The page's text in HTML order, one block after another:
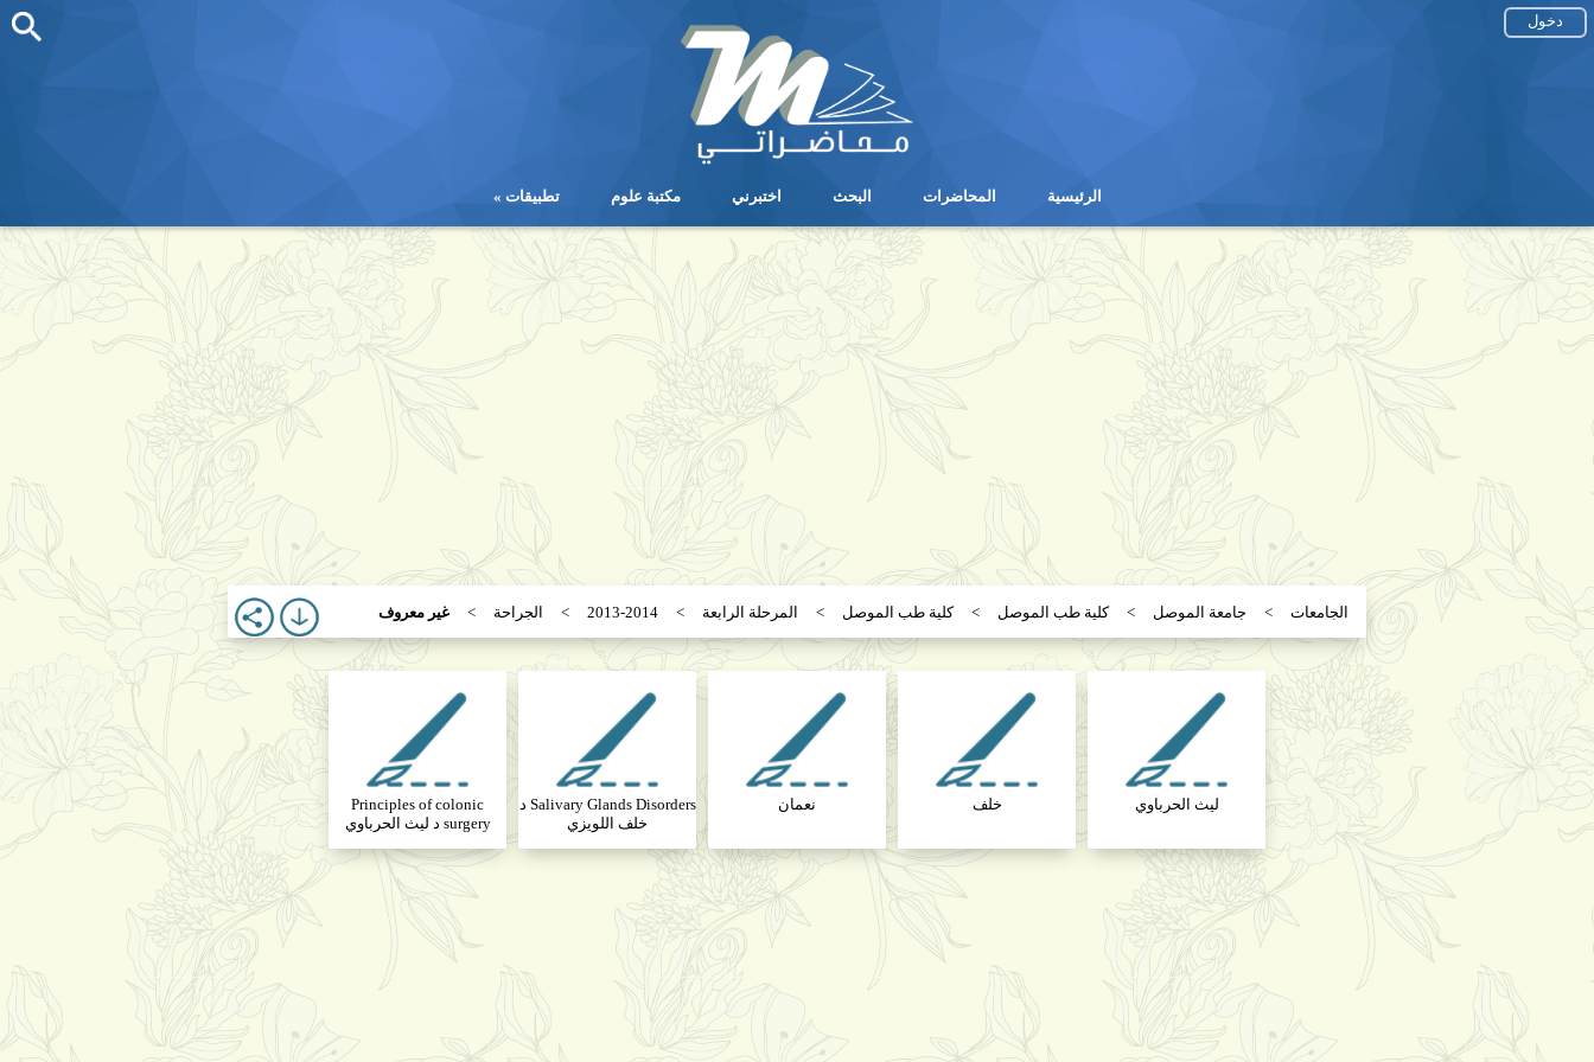
دخول اختبرني
الرئيسية المحاضرات البحث اختبرني مكتبة علوم تطبيقات
الجامعات جامعة الموصل كلية طب الموصل كلية طب الموصل المرحلة الرابعة 2013-2014 الجراحة غير معروف
ليث الحرباوي خلف نعمان
Salivary Glands Disorders د
خلف اللويزي
Principles of colonic
surgery د ليث الحرباوي